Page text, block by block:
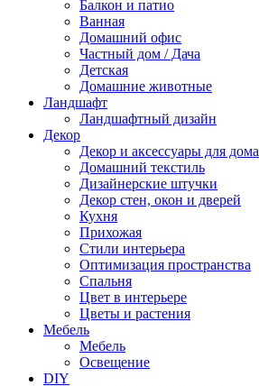
Балкон и патио
Ванная
Домашний офис
Частный дом / Дача
Детская
Домашние животные
Ландшафт
Ландшафтный дизайн
Декор
Декор и аксессуары для дома
Домашний текстиль
Дизайнерские штучки
Декор стен, окон и дверей
Кухня
Прихожая
Стили интерьера
Оптимизация пространства
Спальня
Цвет в интерьере
Цветы и растения
Мебель
Мебель
Освещение
DIY